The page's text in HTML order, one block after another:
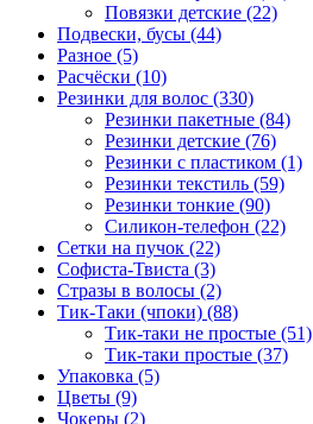
Повязки детские (22)
Подвески, бусы (44)
Разное (5)
Расчёски (10)
Резинки для волос (330)
Резинки пакетные (84)
Резинки детские (76)
Резинки с пластиком (1)
Резинки текстиль (59)
Резинки тонкие (90)
Силикон-телефон (22)
Сетки на пучок (22)
Софиста-Твиста (3)
Стразы в волосы (2)
Тик-Таки (чпоки) (88)
Тик-таки не простые (51)
Тик-таки простые (37)
Упаковка (5)
Цветы (9)
Чокеры (2)